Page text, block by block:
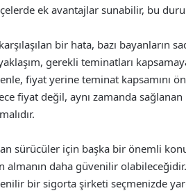
ek avantajlar sunabilir, bu
karşılaşılan bir hata, bazı
gerekli teminatları
fiyat yerine teminat kapsamını
fiyat değil, aynı zamanda
sürücüler için başka bir önemli
almanın daha güvenilir olabileceğidir.
bir sigorta şirketi seçmenizde